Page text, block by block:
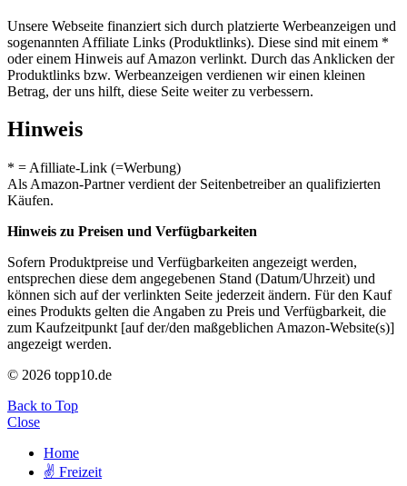
Unsere Webseite finanziert sich durch platzierte Werbeanzeigen und
sogenannten Affiliate Links (Produktlinks). Diese sind mit einem *
oder einem Hinweis auf Amazon verlinkt. Durch das Anklicken der
Produktlinks bzw. Werbeanzeigen verdienen wir einen kleinen
Betrag, der uns hilft, diese Seite weiter zu verbessern.
Hinweis
* = Afilliate-Link (=Werbung)
Als Amazon-Partner verdient der Seitenbetreiber an qualifizierten
Käufen.
Hinweis zu Preisen und Verfügbarkeiten
Sofern Produktpreise und Verfügbarkeiten angezeigt werden,
entsprechen diese dem angegebenen Stand (Datum/Uhrzeit) und
können sich auf der verlinkten Seite jederzeit ändern. Für den Kauf
eines Produkts gelten die Angaben zu Preis und Verfügbarkeit, die
zum Kaufzeitpunkt [auf der/den maßgeblichen Amazon-Website(s)]
angezeigt werden.
© 2026 topp10.de
Back to Top
Close
Home
✌ Freizeit